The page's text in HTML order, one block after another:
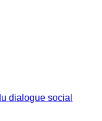
dialogue social